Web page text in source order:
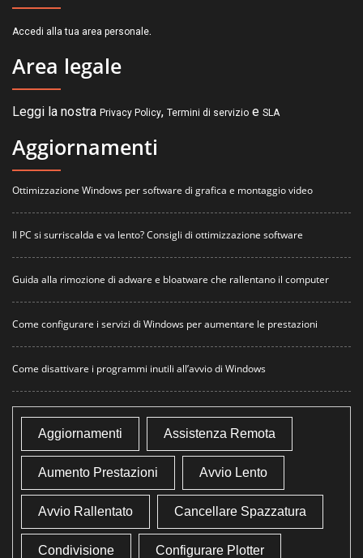
Accedi alla tua area personale.
Area legale
Leggi la nostra Privacy Policy, Termini di servizio e SLA
Aggiornamenti
Ottimizzazione Windows per software di grafica e montaggio video
Il PC si surriscalda e va lento? Consigli di ottimizzazione software
Guida alla rimozione di adware e bloatware che rallentano il computer
Come configurare i servizi di Windows per aumentare le prestazioni
Come disattivare i programmi inutili all’avvio di Windows
Aggiornamenti Assistenza Remota
Aumento Prestazioni Avvio Lento
Avvio Rallentato Cancellare Spazzatura
Condivisione Configurare Plotter